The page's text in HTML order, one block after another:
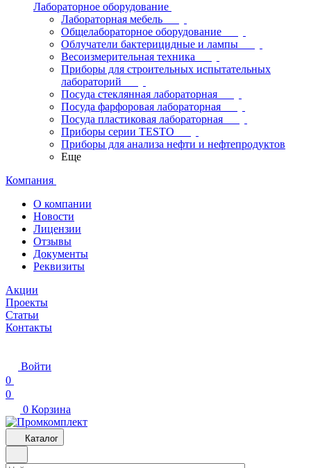
Лабораторное оборудование
Лабораторная мебель
Общелабораторное оборудование
Облучатели бактерицидные и лампы
Весоизмерительная техника
Приборы для строительных испытательных
лабораторий
Посуда стеклянная лабораторная
Посуда фарфоровая лабораторная
Посуда пластиковая лабораторная
Приборы серии TESTO
Приборы для анализа нефти и нефтепродуктов
Еще
Компания
О компании
Новости
Лицензии
Отзывы
Документы
Реквизиты
Акции
Проекты
Статьи
Контакты
Войти
0
0
0 Корзина
Каталог